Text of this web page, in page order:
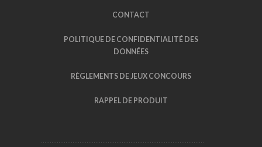
CONTACT
POLITIQUE DE CONFIDENTIALITÉ DES
DONNÉES
RÈGLEMENTS DE JEUX CONCOURS
RAPPEL DE PRODUIT